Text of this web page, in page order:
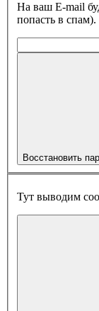
На ваш E-mail
попасть в спам).
Восстановить
Тут выводим